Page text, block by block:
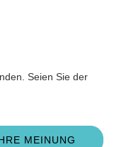
Seien Sie der
MEINUNG